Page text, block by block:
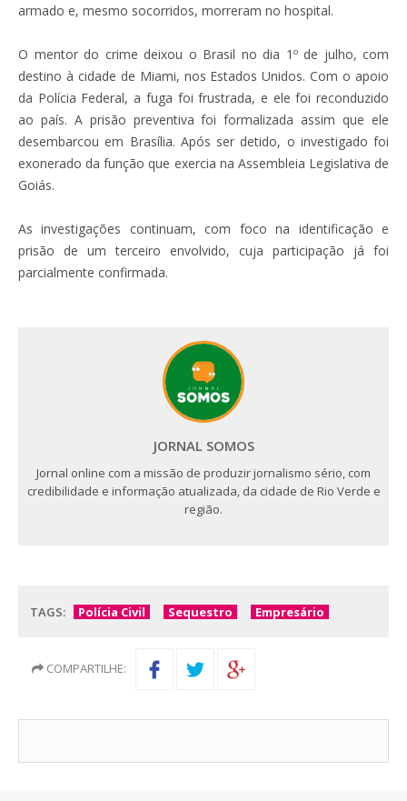
armado e, mesmo socorridos, morreram no hospital.
O mentor do crime deixou o Brasil no dia 1º de julho, com
destino à cidade de Miami, nos Estados Unidos. Com o apoio
da Polícia Federal, a fuga foi frustrada, e ele foi reconduzido
ao país. A prisão preventiva foi formalizada assim que ele
desembarcou em Brasília. Após ser detido, o investigado foi
exonerado da função que exercia na Assembleia Legislativa de
Goiás.
As investigações continuam, com foco na identificação e
prisão de um terceiro envolvido, cuja participação já foi
parcialmente confirmada.
JORNAL SOMOS
Jornal online com a missão de produzir jornalismo sério, com
credibilidade e informação atualizada, da cidade de Rio Verde e
região.
TAGS: Polícia Civil Sequestro Empresário
COMPARTILHE: